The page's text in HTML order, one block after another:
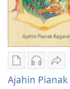
Pilian
ngunduh
Pilihan
unduhan
Ajahin Pianak